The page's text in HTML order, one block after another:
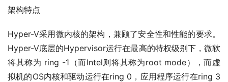
架构特点
Hyper-V采用微内核的架构，兼顾了安全性和性能的要求。
Hyper-V底层的Hypervisor运行在最高的特权级别下，微软
将其称为 ring -1（而Intel则将其称为root mode），而虚
拟机的OS内核和驱动运行在ring 0，应用程序运行在ring 3